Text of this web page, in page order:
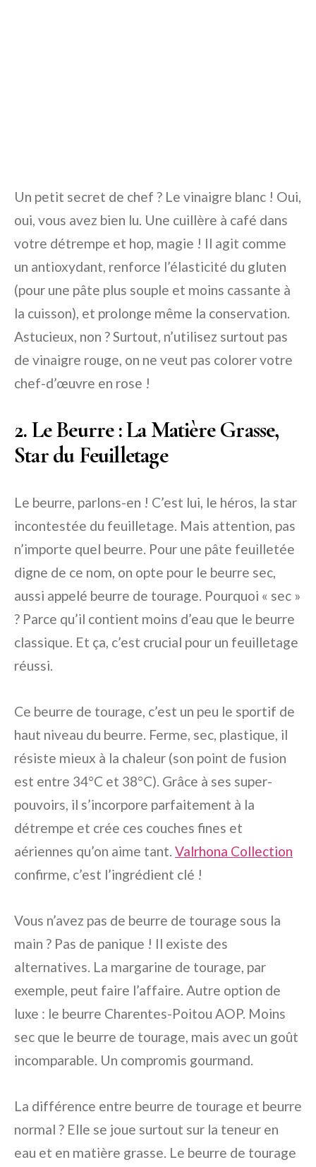
Un petit secret de chef ? Le vinaigre blanc ! Oui,
oui, vous avez bien lu. Une cuillère à café dans
votre détrempe et hop, magie ! Il agit comme
un antioxydant, renforce l’élasticité du gluten
(pour une pâte plus souple et moins cassante à
la cuisson), et prolonge même la conservation.
Astucieux, non ? Surtout, n’utilisez surtout pas
de vinaigre rouge, on ne veut pas colorer votre
chef-d’œuvre en rose !
2. Le Beurre : La Matière Grasse,
Star du Feuilletage
Le beurre, parlons-en ! C’est lui, le héros, la star
incontestée du feuilletage. Mais attention, pas
n’importe quel beurre. Pour une pâte feuilletée
digne de ce nom, on opte pour le beurre sec,
aussi appelé beurre de tourage. Pourquoi « sec »
? Parce qu’il contient moins d’eau que le beurre
classique. Et ça, c’est crucial pour un feuilletage
réussi.
Ce beurre de tourage, c’est un peu le sportif de
haut niveau du beurre. Ferme, sec, plastique, il
résiste mieux à la chaleur (son point de fusion
est entre 34°C et 38°C). Grâce à ses super-
pouvoirs, il s’incorpore parfaitement à la
détrempe et crée ces couches fines et
aériennes qu’on aime tant. Valrhona Collection
confirme, c’est l’ingrédient clé !
Vous n’avez pas de beurre de tourage sous la
main ? Pas de panique ! Il existe des
alternatives. La margarine de tourage, par
exemple, peut faire l’affaire. Autre option de
luxe : le beurre Charentes-Poitou AOP. Moins
sec que le beurre de tourage, mais avec un goût
incomparable. Un compromis gourmand.
La différence entre beurre de tourage et beurre
normal ? Elle se joue surtout sur la teneur en
eau et en matière grasse. Le beurre de tourage